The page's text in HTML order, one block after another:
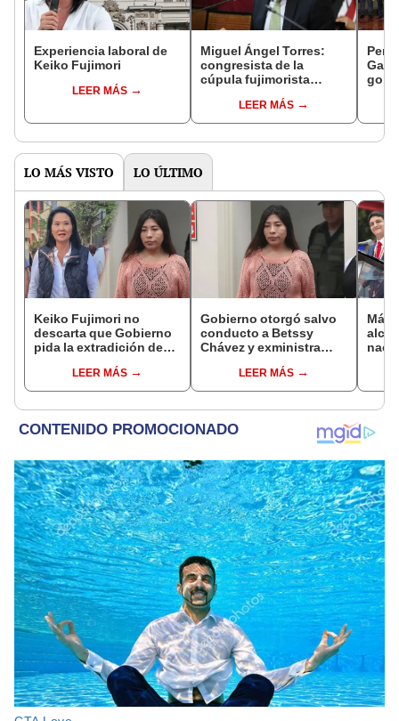
Experiencia laboral de
Keiko Fujimori
LEER MÁS
Miguel Ángel Torres:
congresista de la
cúpula fujimorista
del SenadoLEER MÁS
LO MÁS VISTO LO ÚLTIMO
Keiko Fujimori no
descarta que Gobierno
pida la extradición de
dentro de nuestras
facultades"
LEER MÁS
Gobierno otorgó salvo
conducto a Betssy
Chávez y exministra
madrugadaLEER MÁS
Más